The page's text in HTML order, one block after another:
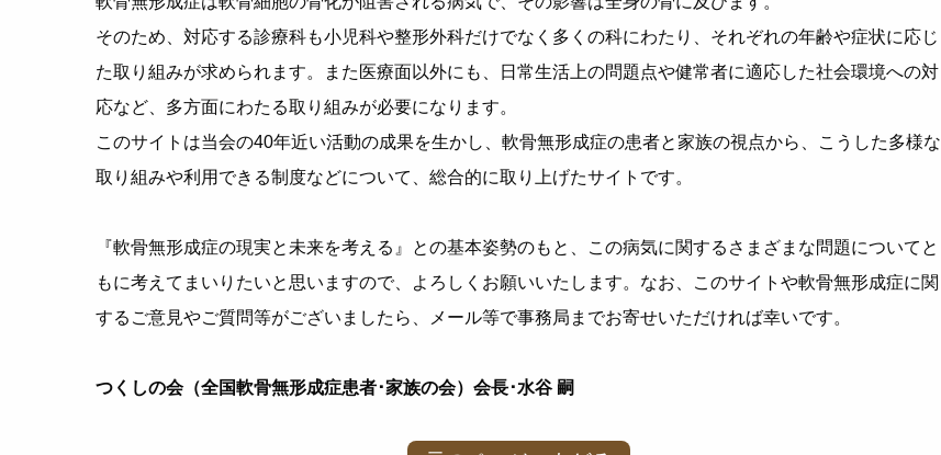
そのため、対応する診療科も小児科や整形外科だけでなく多くの科にわたり、それぞれの年齢や症状に応じ
た取り組みが求められます。また医療面以外にも、日常生活上の問題点や健常者に適応した社会環境への対
応など、多方面にわたる取り組みが必要になります。
このサイトは当会の40年近い活動の成果を生かし、軟骨無形成症の患者と家族の視点から、こうした多様な
取り組みや利用できる制度などについて、総合的に取り上げたサイトです。
『軟骨無形成症の現実と未来を考える』との基本姿勢のもと、この病気に関するさまざまな問題についてと
もに考えてまいりたいと思いますので、よろしくお願いいたします。なお、このサイトや軟骨無形成症に関
するご意見やご質問等がございましたら、メール等で事務局までお寄せいただければ幸いです。
つくしの会（全国軟骨無形成症患者･家族の会）会長･水谷 嗣